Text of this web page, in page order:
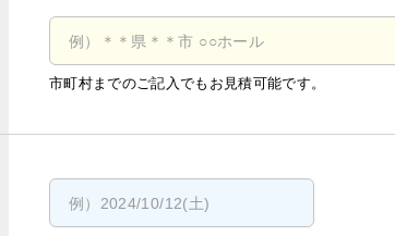
市町村までのご記入でもお見積可能です。